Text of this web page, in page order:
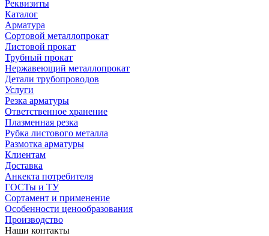
Реквизиты
Каталог
Арматура
Сортовой металлопрокат
Листовой прокат
Трубный прокат
Нержавеющий металлопрокат
Детали трубопроводов
Услуги
Резка арматуры
Ответственное хранение
Плазменная резка
Рубка листового металла
Размотка арматуры
Клиентам
Доставка
Анкекта потребителя
ГОСТы и ТУ
Сортамент и применение
Особенности ценообразования
Производство
Наши контакты